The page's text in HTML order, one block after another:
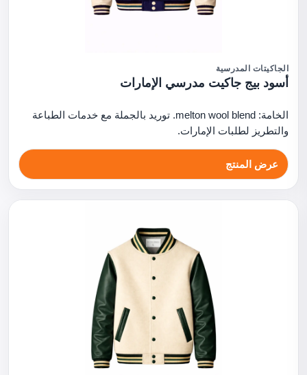
الجاكيتات المدرسية
أسود بيج جاكيت مدرسي الإمارات
الخامة: melton wool blend. توريد بالجملة مع خدمات الطباعة
والتطريز لطلبات الإمارات.
عرض المنتج